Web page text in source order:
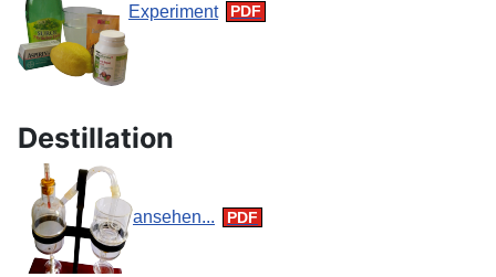
Experiment
Destillation
ansehen...